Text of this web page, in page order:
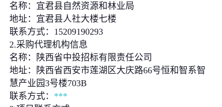
名称：宜君县自然资源和林业局
地址：宜君县人社大楼七楼
联系方式：15209190293
2.采购代理机构信息
名称：陕西省中投招标有限责任公司
地址：陕西省西安市莲湖区⼤庆路66号恒和智系智
慧产业园3号楼703B
联系方式： ***